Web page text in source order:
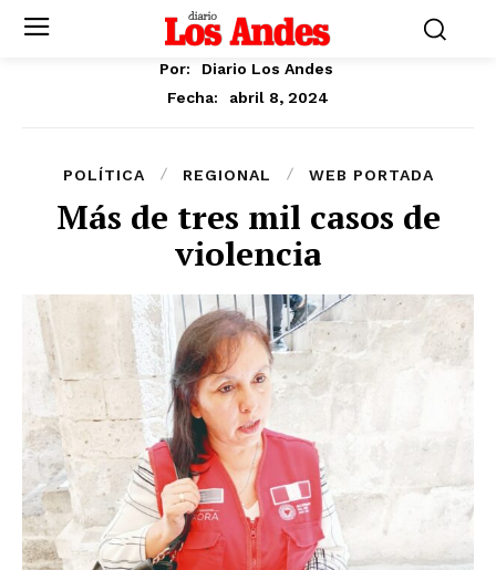
Por:
Diario Los Andes
Fecha:
abril 8, 2024
POLÍTICA REGIONAL WEB PORTADA
Más de tres mil casos de
violencia